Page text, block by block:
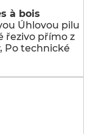
à bois
Úhlovou pilu
řezivo přímo z
Po technické